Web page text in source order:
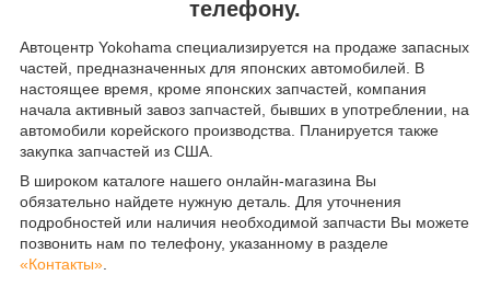
телефону.
Автоцентр Yokohama специализируется на продаже запасных
частей, предназначенных для японских автомобилей. В
настоящее время, кроме японских запчастей, компания
начала активный завоз запчастей, бывших в употреблении, на
автомобили корейского производства. Планируется также
закупка запчастей из США.
В широком каталоге нашего онлайн-магазина Вы
обязательно найдете нужную деталь. Для уточнения
подробностей или наличия необходимой запчасти Вы можете
позвонить нам по телефону, указанному в разделе
«Контакты».